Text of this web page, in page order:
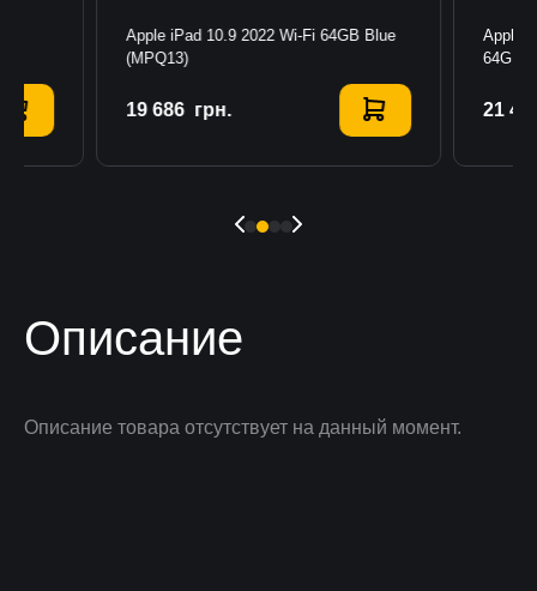
Apple iPad 10.9 2022 Wi-Fi 64GB Blue
(MPQ13)
19 686 грн.
Купить
Apple
64GB
21
Описание
Описание товара отсутствует на данный момент.